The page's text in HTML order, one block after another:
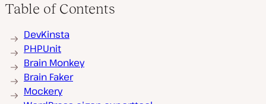
Table of Contents
DevKinsta
PHPUnit
Brain Monkey
Brain Faker
Mockery